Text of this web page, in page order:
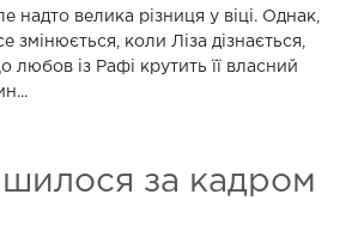
надто велика різниця у віці. Однак,
змінюється, коли Ліза дізнається,
любов із Рафі крутить її власний
за кадром